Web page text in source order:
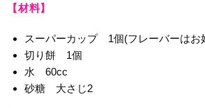
【材料】
スーパーカップ 1個(フレーバーはお
切り餅 1個
水 60cc
砂糖 大さじ2